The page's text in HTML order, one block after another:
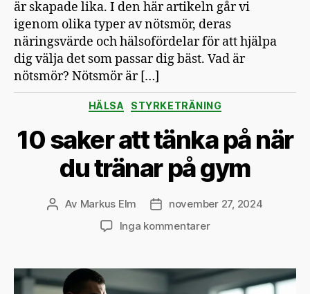
är skapade lika. I den här artikeln går vi
igenom olika typer av nötsmör, deras
näringsvärde och hälsofördelar för att hjälpa
dig välja det som passar dig bäst. Vad är
nötsmör? Nötsmör är […]
Kategorier
HÄLSA STYRKETRÄNING
10 saker att tänka på när
du tränar på gym
Inläggsförfattare
Av Markus Elm Inläggsdatum
november 27, 2024
Inga kommentarertill
att
tänka